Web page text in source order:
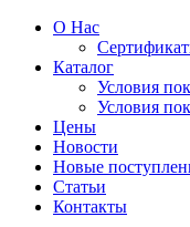
О Нас
Каталог
Условия
Условия
Цены
Новости
Новые
Статьи
Контакты